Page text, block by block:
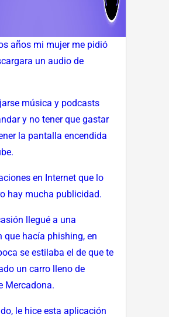
años mi mujer me pidió
un audio de
música y podcasts
y no tener que gastar
la pantalla encendida
en Internet que lo
hay mucha publicidad.
llegué a una
que hacía phishing, en
se estilaba el de que te
un carro lleno de
Mercadona.
le hice esta aplicación